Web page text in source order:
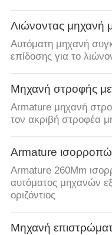
Λιώνοντας μηχανή
Αυτόματη μηχανή
επίδοσης για το
Μηχανή στροφής
Armature μηχανή
τον ακριβή στροφέα
Armature
Armature 260Mm
αυτόματος μηχανών
οριζόντιος
Μηχανή